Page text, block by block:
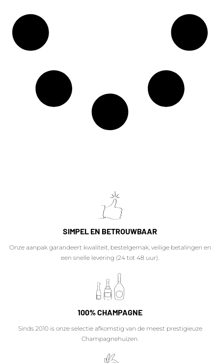
SIMPEL EN BETROUWBAAR
Onze aanpak garandeert kwaliteit, bestelgemak, veilige betalingen en
een snelle levering (24 tot 48 uur).
100% CHAMPAGNE
Sinds 2010 is onze selectie afkomstig van de meest prestigieuze
Champagnehuizen.